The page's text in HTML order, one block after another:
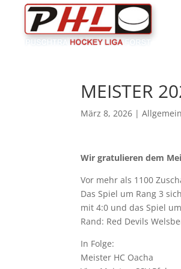
MEISTER
März 8, 2026 |Allgemein
Wir gratulieren dem
Vor mehr als 1100
Das Spiel um Rang 3
mit 4:0 und das Spiel
Rand: Red Devils
In Folge:
Meister HC Oacha